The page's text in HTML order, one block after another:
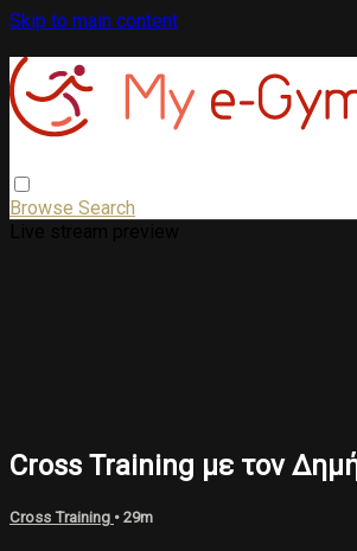
Skip to main content
Browse Search
Cross Training με τον
Cross Training • 29m